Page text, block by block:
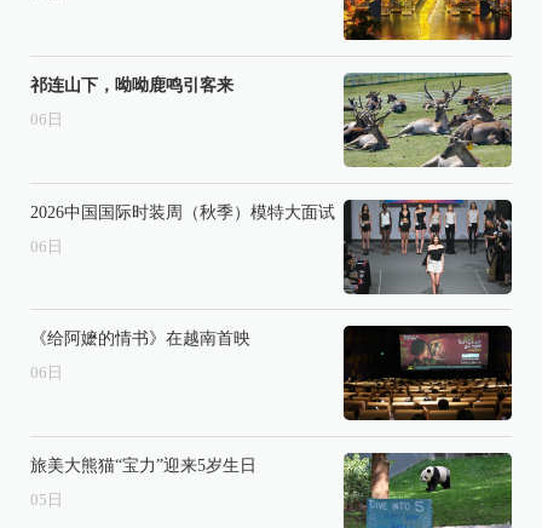
祁连山下，呦呦鹿鸣引客来
06 日
2026中国国际时装周（秋季）模特大面试
06 日
《给阿嬷的情书》在越南首映
06 日
旅美大熊猫“宝力”迎来5岁生日
05 日